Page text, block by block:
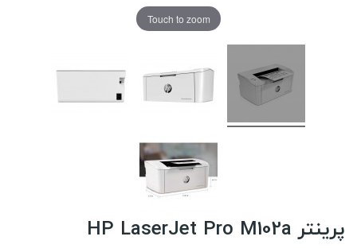
Touch to zoom
پرینتر HP LaserJet Pro M102a